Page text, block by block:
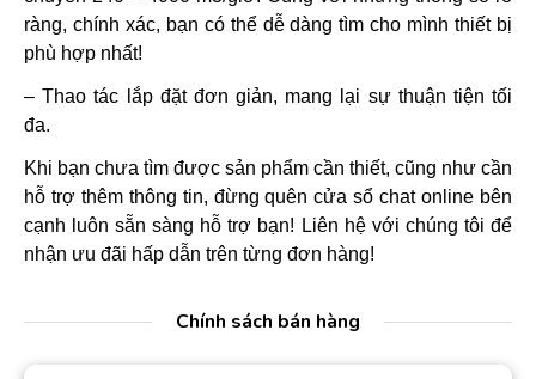
ràng, chính xác, bạn có thể dễ dàng tìm cho mình thiết bị
phù hợp nhất!
– Thao tác lắp đặt đơn giản, mang lại sự thuận tiện tối
đa.
Khi bạn chưa tìm được sản phẩm cần thiết, cũng như cần
hỗ trợ thêm thông tin, đừng quên cửa sổ chat online bên
cạnh luôn sẵn sàng hỗ trợ bạn! Liên hệ với chúng tôi để
nhận ưu đãi hấp dẫn trên từng đơn hàng!
Chính sách bán hàng